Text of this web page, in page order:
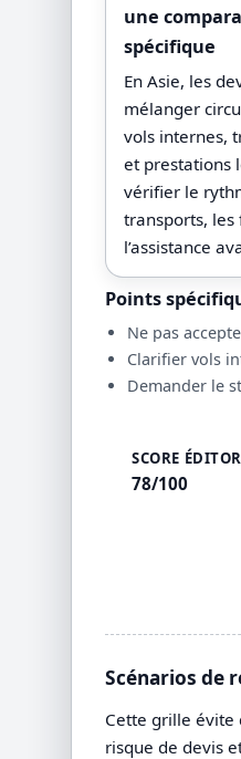
une
spécifique
En Asie, les
mélanger
vols internes,
et prestations
vérifier le
transports,
l’assistance
Points
Ne pas
Clarifier vols
Demander le
SCORE
78/100
Scénarios de
Cette grille évite
risque de devis